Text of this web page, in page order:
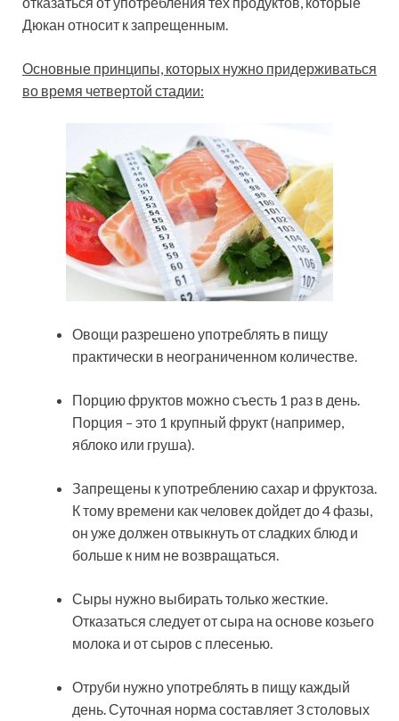
Дюкан относит к запрещенным.
Основные принципы, которых нужно придерживаться
во время четвертой стадии:
Овощи разрешено употреблять в пищу
практически в неограниченном количестве.
Порцию фруктов можно съесть 1 раз в день.
Порция – это 1 крупный фрукт (например,
яблоко или груша).
Запрещены к употреблению сахар и фруктоза.
К тому времени как человек дойдет до 4 фазы,
он уже должен отвыкнуть от сладких блюд и
больше к ним не возвращаться.
Сыры нужно выбирать только жесткие.
Отказаться следует от сыра на основе козьего
молока и от сыров с плесенью.
Отруби нужно употреблять в пищу каждый
день. Суточная норма составляет 3 столовых